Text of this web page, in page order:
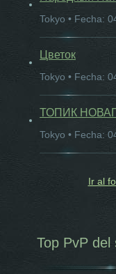
Tokyo • Fecha:
Цветок
Tokyo • Fecha:
ТОПИК
Tokyo • Fecha:
Ir al
Top PvP